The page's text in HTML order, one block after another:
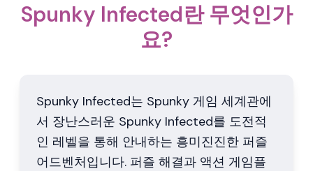
Spunky Infected란 무엇인가
요?
Spunky Infected는 Spunky 게임 세계관에
서 장난스러운 Spunky Infected를 도전적
인 레벨을 통해 안내하는 흥미진진한 퍼즐
어드벤처입니다. 퍼즐 해결과 액션 게임플